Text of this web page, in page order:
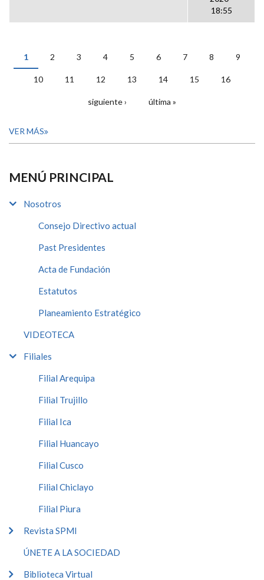
18:55
PÁGINAS
1 2 3 4 5 6 7 8 9
10 11 12 13 14 15 16
siguiente › última »
VER MÁS
MENÚ PRINCIPAL
Nosotros
Consejo Directivo actual
Past Presidentes
Acta de Fundación
Estatutos
Planeamiento Estratégico
VIDEOTECA
Filiales
Filial Arequipa
Filial Trujillo
Filial Ica
Filial Huancayo
Filial Cusco
Filial Chiclayo
Filial Piura
Revista SPMI
ÚNETE A LA SOCIEDAD
Biblioteca Virtual